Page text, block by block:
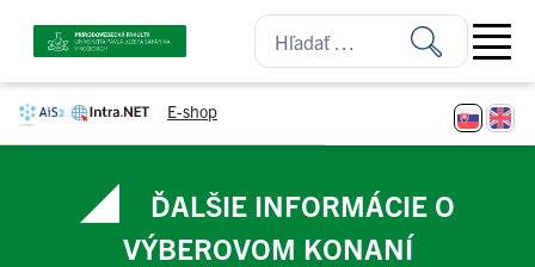
E-shop
Open
ĎALŠIE INFORMÁCIE O
VÝBEROVOM KONANÍ